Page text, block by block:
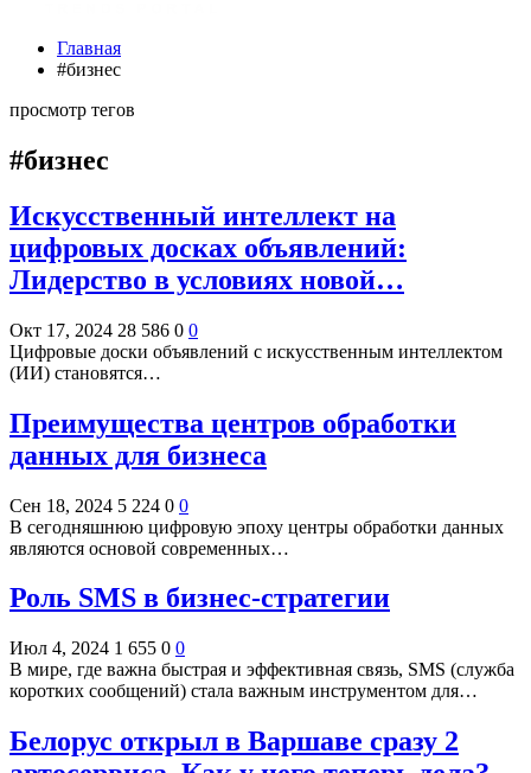
Главная
#бизнес
просмотр тегов
#бизнес
Искусственный интеллект на
цифровых досках объявлений:
Лидерство в условиях новой…
Окт 17, 2024 28 586 0 0
Цифровые доски объявлений с искусственным интеллектом
(ИИ) становятся…
Преимущества центров обработки
данных для бизнеса
Сен 18, 2024 5 224 0 0
В сегодняшнюю цифровую эпоху центры обработки данных
являются основой современных…
Роль SMS в бизнес-стратегии
Июл 4, 2024 1 655 0 0
В мире, где важна быстрая и эффективная связь, SMS (служба
коротких сообщений) стала важным инструментом для…
Белорус открыл в Варшаве сразу 2